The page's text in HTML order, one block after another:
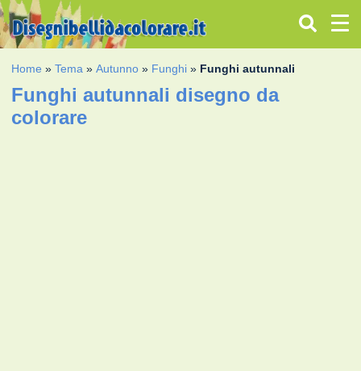
Home »Tema »Autunno » Funghi » Funghi autunnali
Funghi autunnali disegno da
colorare